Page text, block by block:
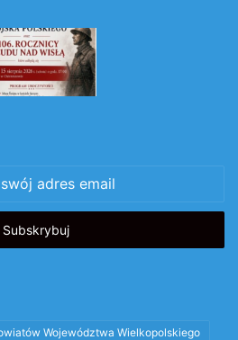
Województwa Wielkopolskiego